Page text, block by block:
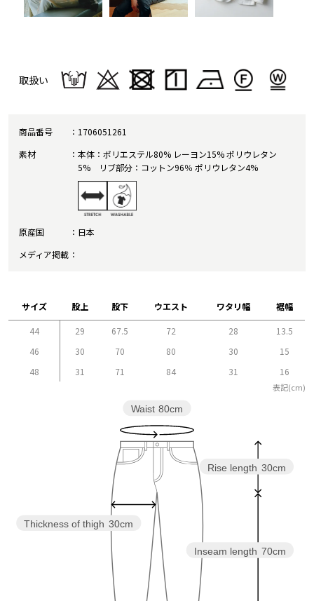
取扱い
商品番号
1706051261
素材
本体：ポリエステル80% レーヨン15% ポリウレタン
5% リブ部分：コットン96％ ポリウレタン4%
原産国
日本
メディア掲載
サイズ 股上 股下 ウエスト ワタリ幅 裾幅
44 29 67.5 72 28
13.5
46
30 70 80 30
15
48
31 71 84 31 16
表記(cm)
Inseam length 70cm
Rise length 30cm
Thickness of thigh 30cm
Waist 80cm